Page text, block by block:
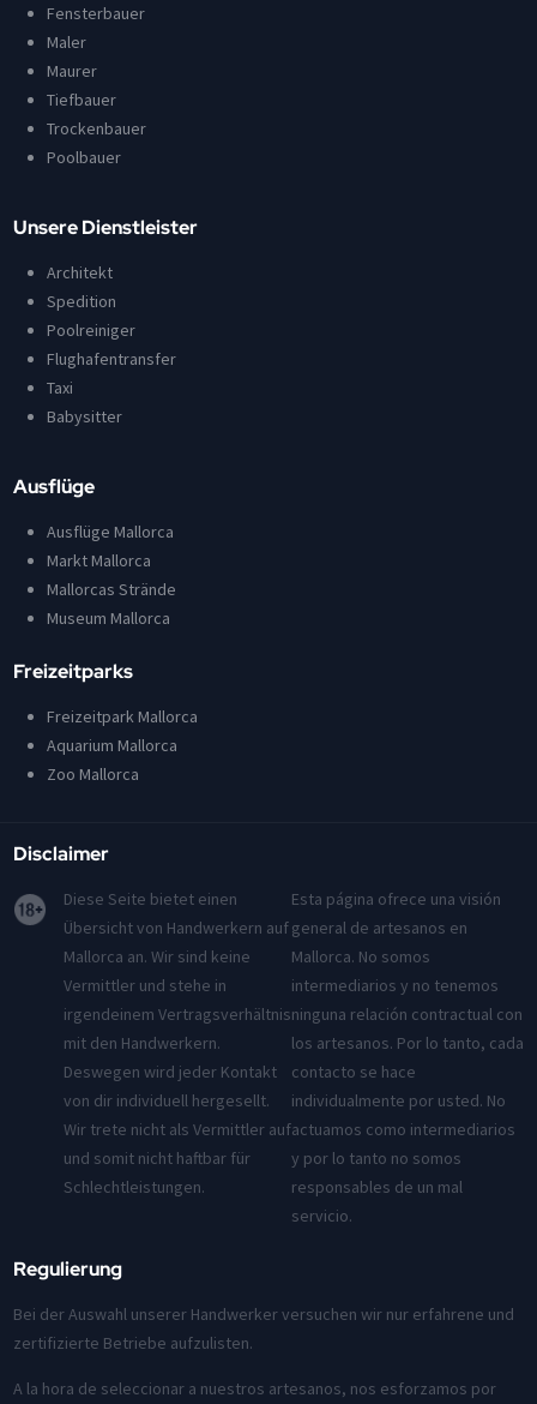
Fensterbauer
Maler
Maurer
Tiefbauer
Trockenbauer
Poolbauer
Unsere Dienstleister
Architekt
Spedition
Poolreiniger
Flughafentransfer
Taxi
Babysitter
Ausflüge
Ausflüge Mallorca
Markt Mallorca
Mallorcas Strände
Museum Mallorca
Freizeitparks
Freizeitpark Mallorca
Aquarium Mallorca
Zoo Mallorca
Disclaimer
Diese Seite bietet einen
Übersicht von Handwerkern auf
Mallorca an. Wir sind keine
Vermittler und stehe in
irgendeinem Vertragsverhältnis
mit den Handwerkern.
Deswegen wird jeder Kontakt
von dir individuell hergesellt.
Wir trete nicht als Vermittler auf
und somit nicht haftbar für
Schlechtleistungen.
Esta página ofrece una visión
general de artesanos en
Mallorca. No somos
intermediarios y no tenemos
ninguna relación contractual con
los artesanos. Por lo tanto, cada
contacto se hace
individualmente por usted. No
actuamos como intermediarios
y por lo tanto no somos
responsables de un mal
servicio.
Regulierung
Bei der Auswahl unserer Handwerker versuchen wir nur erfahrene und
zertifizierte Betriebe aufzulisten.
A la hora de seleccionar a nuestros artesanos, nos esforzamos por